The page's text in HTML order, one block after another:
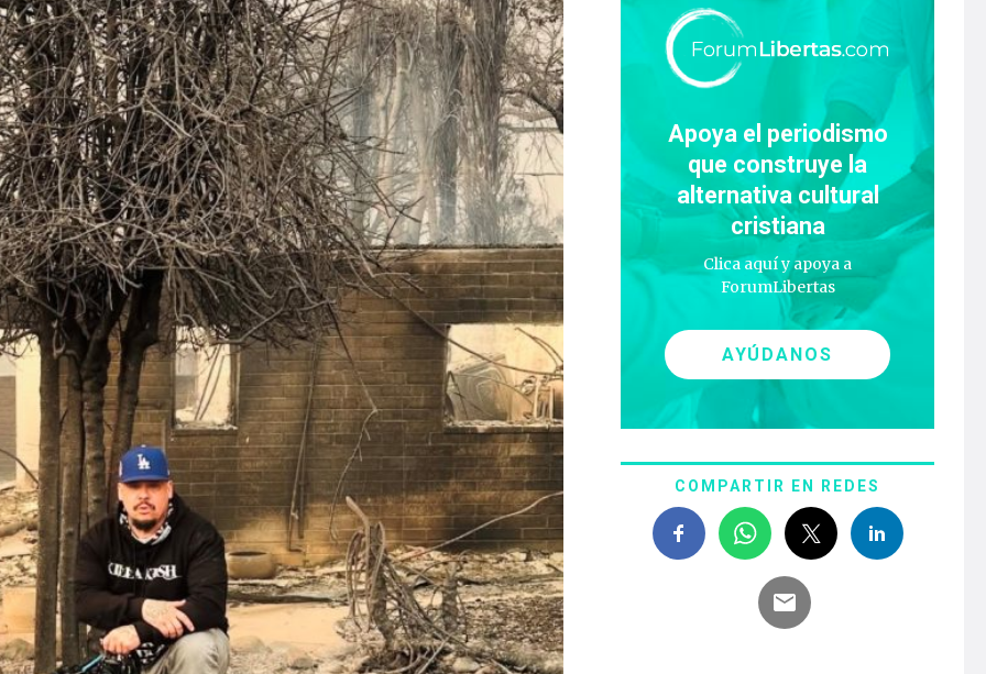
Apoya el periodismo
que construye la
alternativa cultural
cristiana
Clica aquí y apoya a
ForumLibertas
AYÚDANOS
COMPARTIR EN REDES